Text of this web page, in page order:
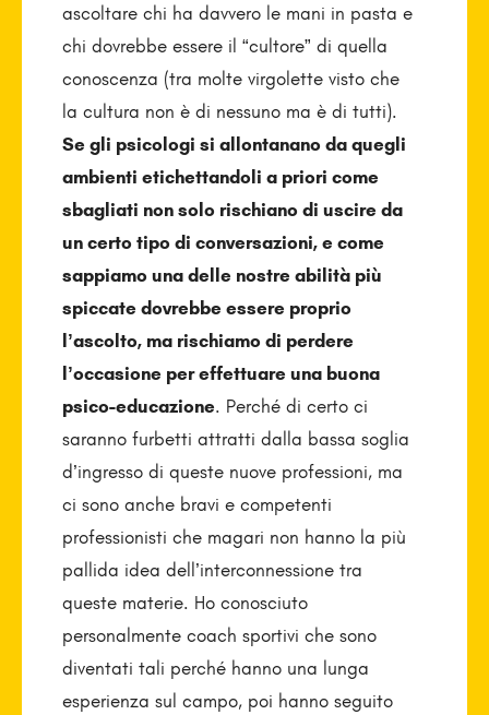
ascoltare chi ha davvero le mani in pasta e
chi dovrebbe essere il “cultore” di quella
conoscenza (tra molte virgolette visto che
la cultura non è di nessuno ma è di tutti).
Se gli psicologi si allontanano da quegli
ambienti etichettandoli a priori come
sbagliati non solo rischiano di uscire da
un certo tipo di conversazioni, e come
sappiamo una delle nostre abilità più
spiccate dovrebbe essere proprio
l’ascolto, ma rischiamo di perdere
l’occasione per effettuare una buona
psico-educazione. Perché di certo ci
saranno furbetti attratti dalla bassa soglia
d’ingresso di queste nuove professioni, ma
ci sono anche bravi e competenti
professionisti che magari non hanno la più
pallida idea dell’interconnessione tra
queste materie. Ho conosciuto
personalmente coach sportivi che sono
diventati tali perché hanno una lunga
esperienza sul campo, poi hanno seguito